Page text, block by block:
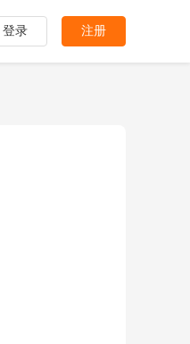
登录 注册